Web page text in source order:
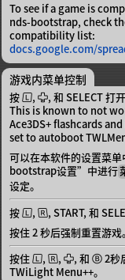
To see if a game is
nds-bootstrap, check
compatibility list:
docs.google.com/
游戏内菜单控制
按 , , 和 SELECT 打开
This is known to not
Ace3DS+ flashcards
set to autoboot
可以在本软件的设置菜
bootstrap设置”中进行
设定。
按 , , START, 和
按住 2 秒后强制重置游戏。
按住 , , , 和  2秒
TWiLight Menu++。